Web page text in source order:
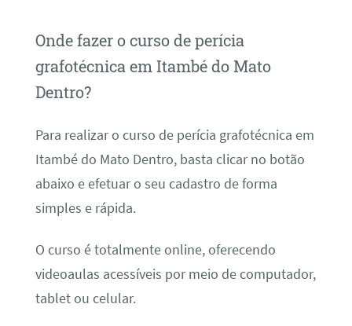
Onde fazer o curso de perícia
grafotécnica em Itambé do Mato
Dentro?
Para realizar o curso de perícia grafotécnica em
Itambé do Mato Dentro, basta clicar no botão
abaixo e efetuar o seu cadastro de forma
simples e rápida.
O curso é totalmente online, oferecendo
videoaulas acessíveis por meio de computador,
tablet ou celular.